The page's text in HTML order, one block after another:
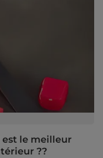
est le meilleur
??